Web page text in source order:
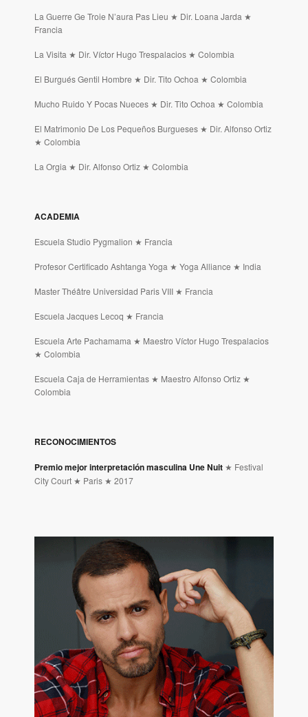
La Guerre Ge Troie N’aura Pas Lieu ★ Dir. Loana Jarda ★
Francia
La Visita ★ Dir. Víctor Hugo Trespalacios ★ Colombia
El Burgués Gentil Hombre ★ Dir. Tito Ochoa ★ Colombia
Mucho Ruido Y Pocas Nueces ★ Dir. Tito Ochoa ★ Colombia
El Matrimonio De Los Pequeños Burgueses ★ Dir. Alfonso Ortiz
★ Colombia
La Orgia ★ Dir. Alfonso Ortiz ★ Colombia
ACADEMIA
Escuela Studio Pygmalion ★ Francia
Profesor Certificado Ashtanga Yoga ★ Yoga Alliance ★ India
Master Théâtre Universidad Paris VIII ★ Francia
Escuela Jacques Lecoq ★ Francia
Escuela Arte Pachamama ★ Maestro Víctor Hugo Trespalacios
★ Colombia
Escuela Caja de Herramientas ★ Maestro Alfonso Ortiz ★
Colombia
RECONOCIMIENTOS
Premio mejor interpretación masculina Une Nuit ★ Festival
City Court ★ Paris ★ 2017